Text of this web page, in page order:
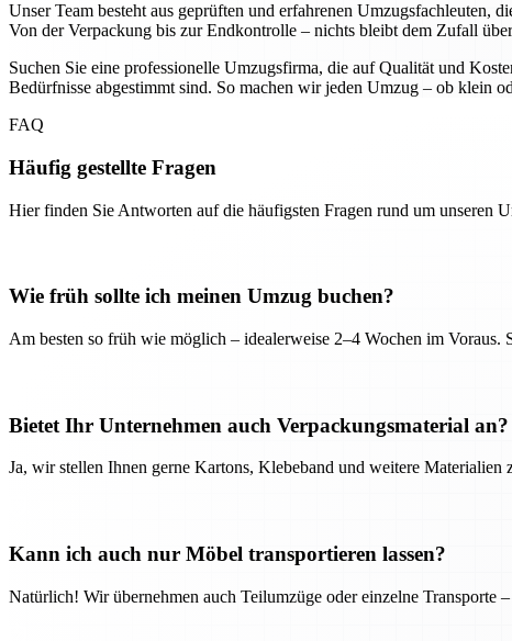
Unser Team besteht aus geprüften und erfahrenen
Von der Verpackung bis zur Endkontrolle – nichts bleibt dem Zufall
Suchen Sie eine professionelle Umzugsfirma, die auf Qualität und
Bedürfnisse abgestimmt sind. So machen wir jeden Umzug – ob klein
FAQ
Häufig gestellte Fragen
Hier finden Sie Antworten auf die häufigsten Fragen rund um unseren
Wie früh sollte ich meinen Umzug buchen?
Am besten so früh wie möglich – idealerweise 2–4 Wochen im
Bietet Ihr Unternehmen auch Verpackungsmaterial an?
Ja, wir stellen Ihnen gerne Kartons, Klebeband und weitere
Kann ich auch nur Möbel transportieren lassen?
Natürlich! Wir übernehmen auch Teilumzüge oder einzelne Transporte